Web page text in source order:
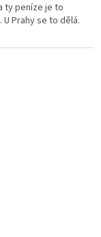
ty peníze je to
Prahy se to dělá.